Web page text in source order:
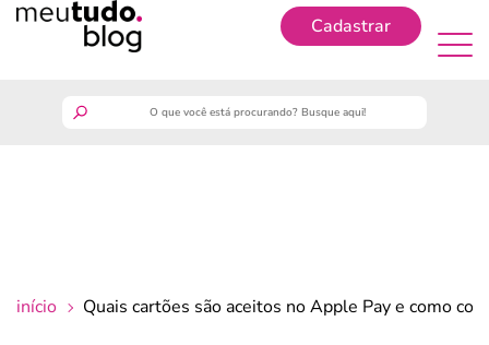
Cadastrar
início Quais cartões são aceitos no Apple Pay e como